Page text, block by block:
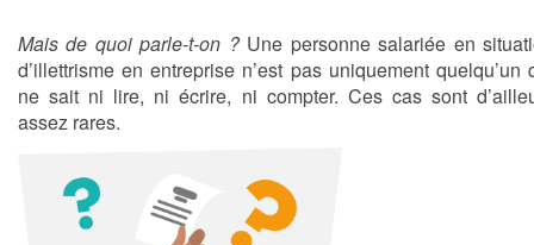
Mais de quoi parle-t-on ?Une personne salariée en
d’illettrisme en entreprise n’est pas uniquement quelqu’un
ne sait ni lire, ni écrire, ni compter. Ces cas sont
assez rares.